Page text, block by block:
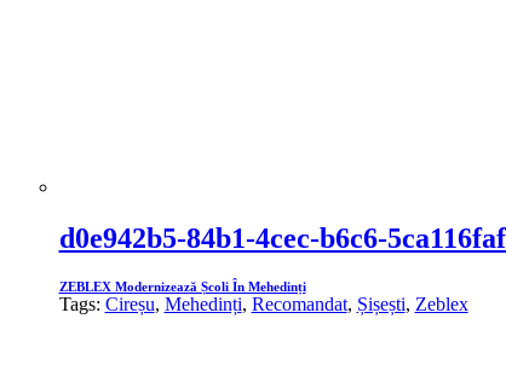
d0e942b5-84b1-4cec-b6c6-
ZEBLEX Modernizează Școli În Mehedinți
Tags: Cireșu, Mehedinți, Recomandat, Șișești, Zeblex